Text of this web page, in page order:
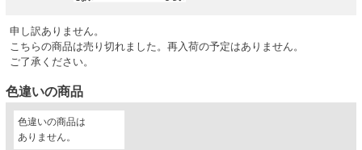
申し訳ありません。
こちらの商品は売り切れました。再入荷の予定はありません。
ご了承ください。
色違いの商品
色違いの商品は
ありません。